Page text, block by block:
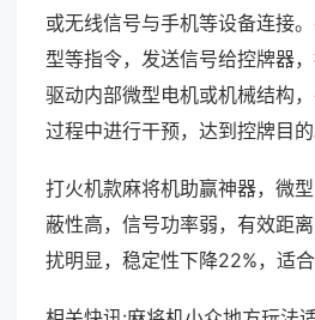
或无线信号与手机等设备连接
型等指令，发送信号给控牌器
驱动内部微型电机或机械结构
过程中进行干预，达到控牌目的
打火机款麻将机助赢神器，微
蔽性高，信号功率弱，有效距
扰明显，稳定性下降22%，适合